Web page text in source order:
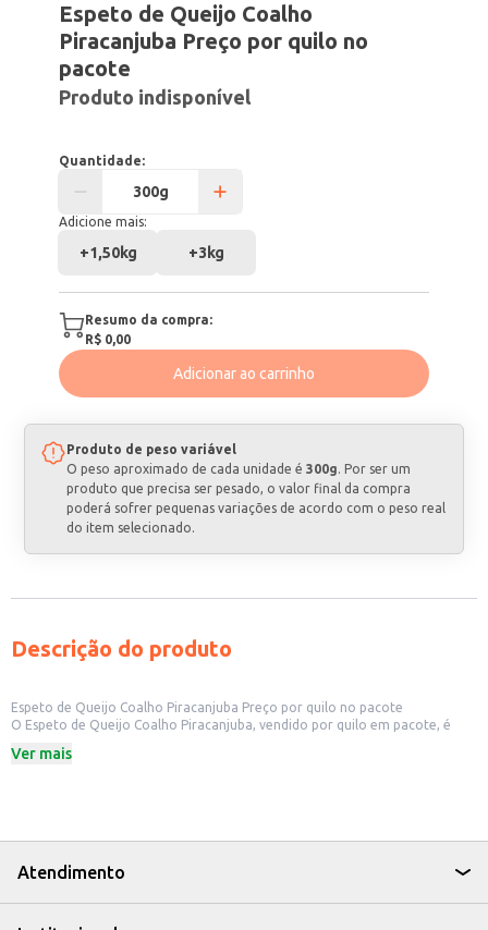
Espeto de Queijo Coalho
Piracanjuba Preço por quilo no
pacote
Produto indisponível
Quantidade:
Adicione mais:
+1,50kg +3kg
Resumo da compra:
R$ 0,00
Adicionar ao carrinho
Produto de peso variável
O peso aproximado de cada unidade é 300g. Por ser um
produto que precisa ser pesado, o valor final da compra
poderá sofrer pequenas variações de acordo com o peso real
do item selecionado.
Descrição do produto
Espeto de Queijo Coalho Piracanjuba Preço por quilo no pacote
O Espeto de Queijo Coalho Piracanjuba, vendido por quilo em pacote, é
Sua apresentação em pacote facilita o armazenamento e a gestão de
Dicas de uso:
Ideal para servir como petisco em bares e restaurantes.
Pode ser utilizado como ingrediente em pratos quentes ou frios.
Ver mais
Atendimento